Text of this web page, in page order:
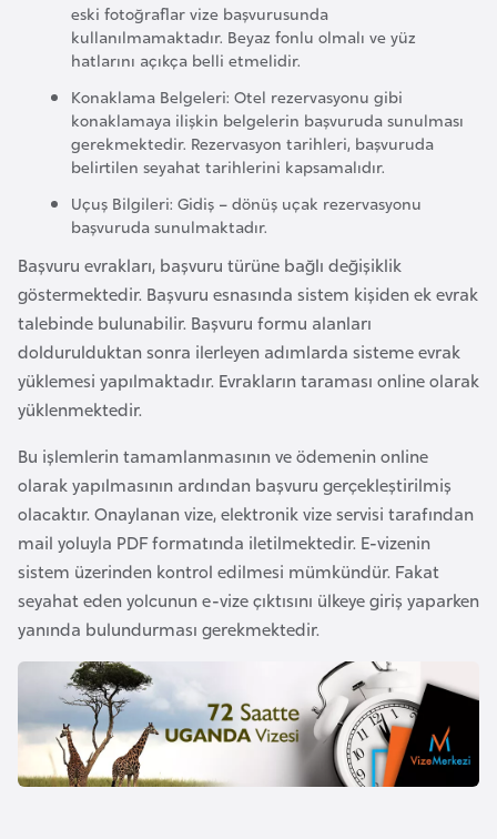
eski fotoğraflar vize başvurusunda
kullanılmamaktadır. Beyaz fonlu olmalı ve yüz
hatlarını açıkça belli etmelidir.
Konaklama Belgeleri: Otel rezervasyonu gibi
konaklamaya ilişkin belgelerin başvuruda sunulması
gerekmektedir. Rezervasyon tarihleri, başvuruda
belirtilen seyahat tarihlerini kapsamalıdır.
Uçuş Bilgileri: Gidiş – dönüş uçak rezervasyonu
başvuruda sunulmaktadır.
Başvuru evrakları, başvuru türüne bağlı değişiklik
göstermektedir. Başvuru esnasında sistem kişiden ek evrak
talebinde bulunabilir. Başvuru formu alanları
doldurulduktan sonra ilerleyen adımlarda sisteme evrak
yüklemesi yapılmaktadır. Evrakların taraması online olarak
yüklenmektedir.
Bu işlemlerin tamamlanmasının ve ödemenin online
olarak yapılmasının ardından başvuru gerçekleştirilmiş
olacaktır. Onaylanan vize, elektronik vize servisi tarafından
mail yoluyla PDF formatında iletilmektedir. E-vizenin
sistem üzerinden kontrol edilmesi mümkündür. Fakat
seyahat eden yolcunun e-vize çıktısını ülkeye giriş yaparken
yanında bulundurması gerekmektedir.
B
u
r
k
n
a
F
a
s
o
Ç
d
Ç